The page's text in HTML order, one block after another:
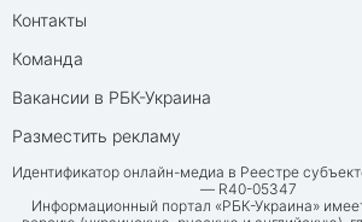
Контакты
Команда
Вакансии в РБК-Украина
Разместить рекламу
Идентификатор онлайн-медиа в Реестре
— R40-05347
Информационный портал «РБК-Украина»